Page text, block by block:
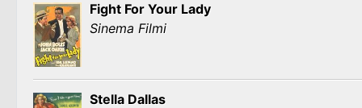
Fight For Your Lady
Sinema Filmi
Stella Dallas